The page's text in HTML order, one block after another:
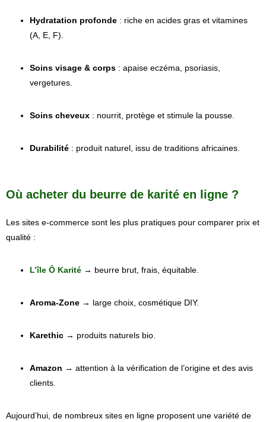
Hydratation profonde : riche en acides gras et vitamines
(A, E, F).
Soins visage & corps : apaise eczéma, psoriasis,
vergetures.
Soins cheveux : nourrit, protège et stimule la pousse.
Durabilité : produit naturel, issu de traditions africaines.
Où acheter du beurre de karité en ligne ?
Les sites e-commerce sont les plus pratiques pour comparer prix et
qualité :
L’île Ô Karité → beurre brut, frais, équitable.
Aroma-Zone → large choix, cosmétique DIY.
Karethic → produits naturels bio.
Amazon → attention à la vérification de l’origine et des avis
clients.
Aujourd’hui, de nombreux sites en ligne proposent une variété de